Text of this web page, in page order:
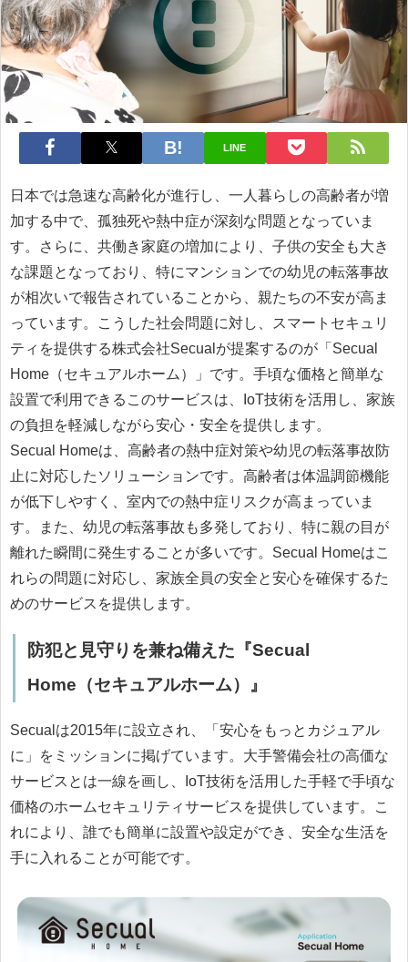
LINE
日本では急速な高齢化が進行し、一人暮らしの高齢者が増
加する中で、孤独死や熱中症が深刻な問題となっていま
す。さらに、共働き家庭の増加により、子供の安全も大き
な課題となっており、特にマンションでの幼児の転落事故
が相次いで報告されていることから、親たちの不安が高ま
っています。こうした社会問題に対し、スマートセキュリ
ティを提供する株式会社Secualが提案するのが「Secual
Home（セキュアルホーム）」です。手頃な価格と簡単な
設置で利用できるこのサービスは、IoT技術を活用し、家族
の負担を軽減しながら安心・安全を提供します。
Secual Homeは、高齢者の熱中症対策や幼児の転落事故防
止に対応したソリューションです。高齢者は体温調節機能
が低下しやすく、室内での熱中症リスクが高まっていま
す。また、幼児の転落事故も多発しており、特に親の目が
離れた瞬間に発生することが多いです。Secual Homeはこ
れらの問題に対応し、家族全員の安全と安心を確保するた
めのサービスを提供します。
防犯と見守りを兼ね備えた『Secual
Home（セキュアルホーム）』
Secualは2015年に設立され、「安心をもっとカジュアル
に」をミッションに掲げています。大手警備会社の高価な
サービスとは一線を画し、IoT技術を活用した手軽で手頃な
価格のホームセキュリティサービスを提供しています。こ
れにより、誰でも簡単に設置や設定ができ、安全な生活を
手に入れることが可能です。